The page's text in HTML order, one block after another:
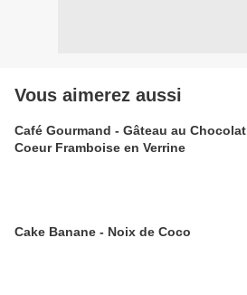
Vous aimerez aussi
Café Gourmand - Gâteau au Chocolat
Coeur Framboise en Verrine
Cake Banane - Noix de Coco